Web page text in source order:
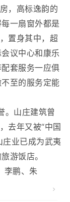
，高标逸韵的
一扇窗外都是
置身其中，超
议中心和康乐
套服务一应俱
至的服务定能
。山庄建筑曾
去年又被“中国
庄业已成为武夷
游饭店。
李鹏、朱